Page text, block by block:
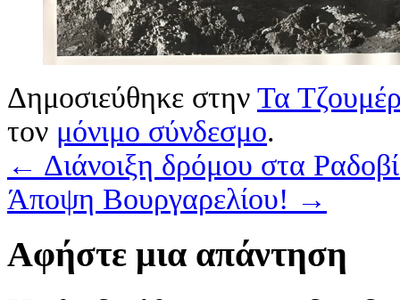
Δημοσιεύθηκε στην Τα
τον μόνιμο σύνδεσμο.
← Διάνοιξη δρόμου στα
Άποψη Βουργαρελίου! →
Αφήστε μια απάντηση